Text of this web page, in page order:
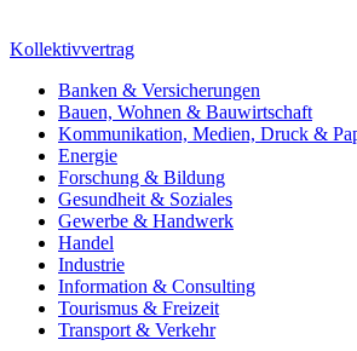
Kollektivvertrag
Banken & Versicherungen
Bauen, Wohnen & Bauwirtschaft
Kommunikation, Medien, Druck &
Energie
Forschung & Bildung
Gesundheit & Soziales
Gewerbe & Handwerk
Handel
Industrie
Information & Consulting
Tourismus & Freizeit
Transport & Verkehr